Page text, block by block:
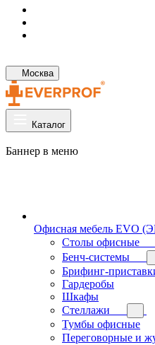
Москва
Каталог
Баннер в меню
Офисная мебель EVO
Cтолы офисные
Бенч-системы
Брифинг-
Гардеробы
Шкафы
Стеллажи
Тумбы офисные
Переговорные и